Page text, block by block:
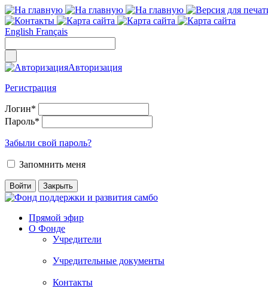
English Français
Авторизация
Регистрация
Логин*
Пароль*
Забыли свой пароль?
Запомнить меня
Прямой эфир
О Фонде
Учредители
Учредительные документы
Контакты